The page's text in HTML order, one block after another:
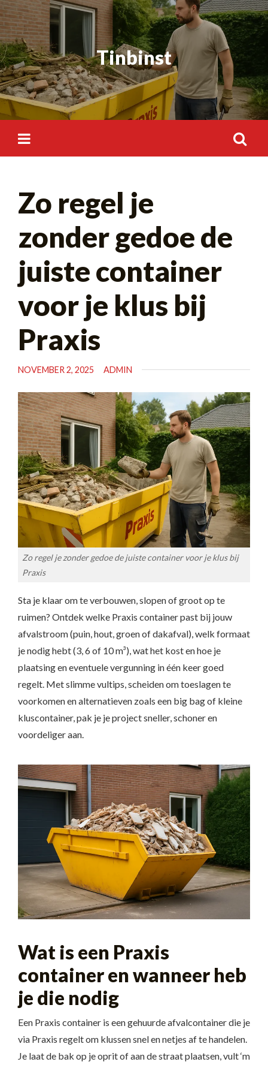
Skip
to
content
Tinbinst
Zo regel je
zonder gedoe de
juiste container
voor je klus bij
Praxis
NOVEMBER 2, 2025 ADMIN
Zo regel je zonder gedoe de juiste container voor je klus bij
Praxis
Sta je klaar om te verbouwen, slopen of groot op te
ruimen? Ontdek welke Praxis container past bij jouw
afvalstroom (puin, hout, groen of dakafval), welk formaat
je nodig hebt (3, 6 of 10 m³), wat het kost en hoe je
plaatsing en eventuele vergunning in één keer goed
regelt. Met slimme vultips, scheiden om toeslagen te
voorkomen en alternatieven zoals een big bag of kleine
kluscontainer, pak je je project sneller, schoner en
voordeliger aan.
Wat is een Praxis
container en wanneer heb
je die nodig
Een Praxis container is een gehuurde afvalcontainer die je
via Praxis regelt om klussen snel en netjes af te handelen.
Je laat de bak op je oprit of aan de straat plaatsen, vult ‘m